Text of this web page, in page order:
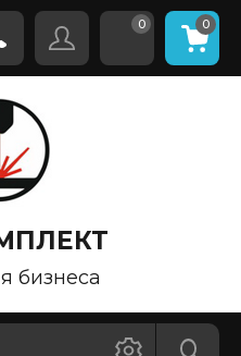
0 0
бизнеса